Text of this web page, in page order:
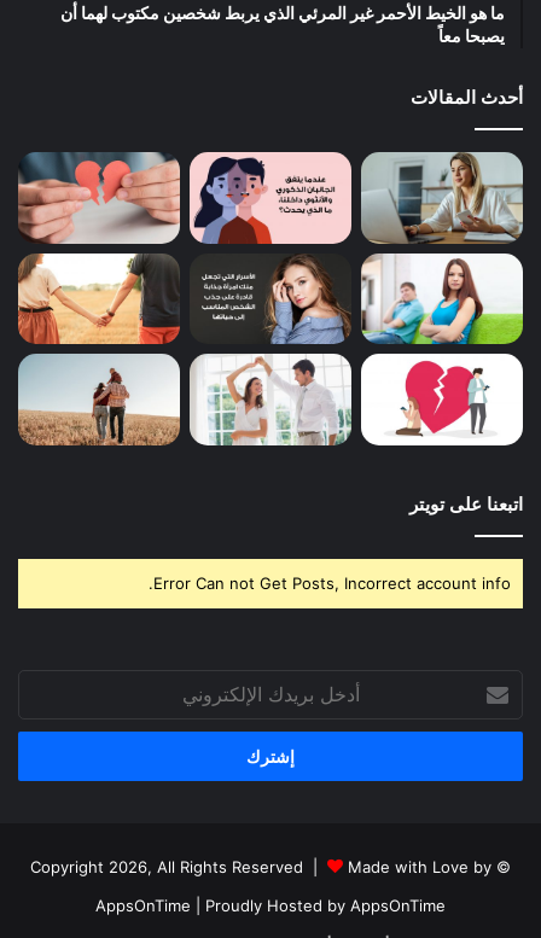
ما هو الخيط الأحمر غير المرئي الذي يربط شخصين مكتوب لهما أن
يصبحا معاً
أحدث المقالات
اتبعنا على تويتر
Error Can not Get Posts, Incorrect account info.
بريدك
الإلكتروني
© Copyright 2026, All Rights Reserved |
Made with Love by
AppsOnTime | Proudly Hosted by AppsOnTime